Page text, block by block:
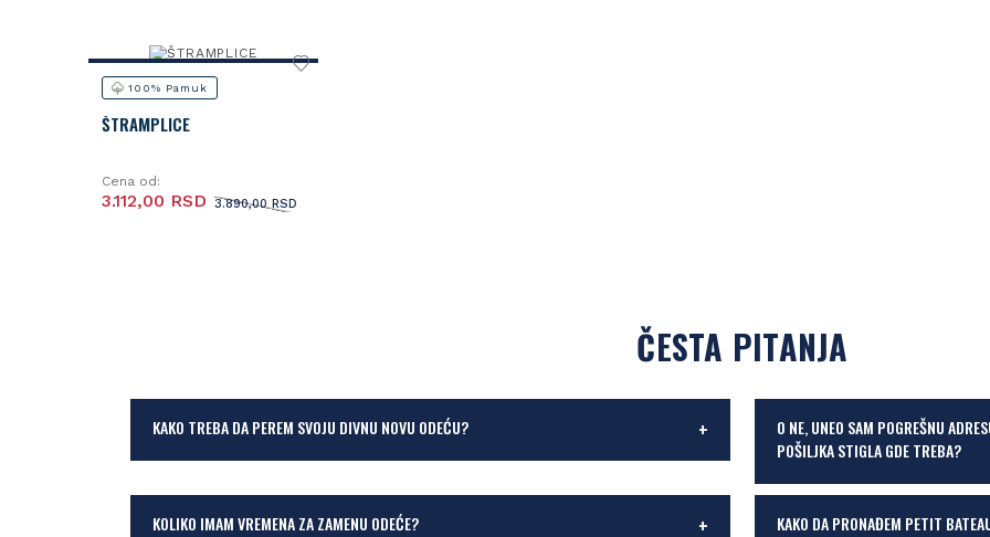
100% Pamuk
ŠTRAMPLICE
Cena od:
3.890,00 RSD
3.112,00 RSD
ČESTA PITANJA
KAKO TREBA DA PEREM SVOJU DIVNU NOVU ODEĆU?
O NE, UNEO SAM POGREŠNU
POŠILJKA STIGLA GDE TREBA?
KOLIKO IMAM VREMENA ZA ZAMENU ODEĆE? KAKO DA PRONAĐEM PETIT